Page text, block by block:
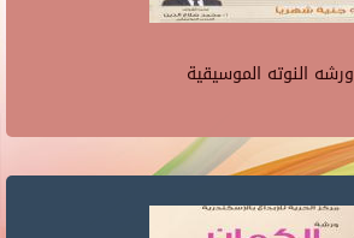
ورشه النوته الموسيقية